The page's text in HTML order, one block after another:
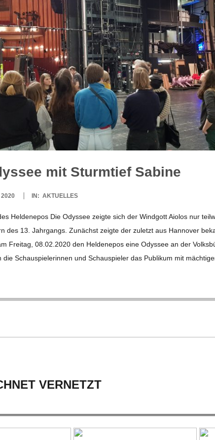
mit Sturm­tief Sabine
IN: AKTUELLES
Hel­den­epos Die Odys­see zeigte sich der Wind­gott Aio­los nur
des 13. Jahr­gangs. Zunächst zeigte der zuletzt aus Han­no­ver
Frei­tag, 08.02.2020 den Hel­den­epos eine Odys­see an der
die Schau­spie­le­rin­nen und Schau­spie­ler das Publi­kum mit
VERNETZT